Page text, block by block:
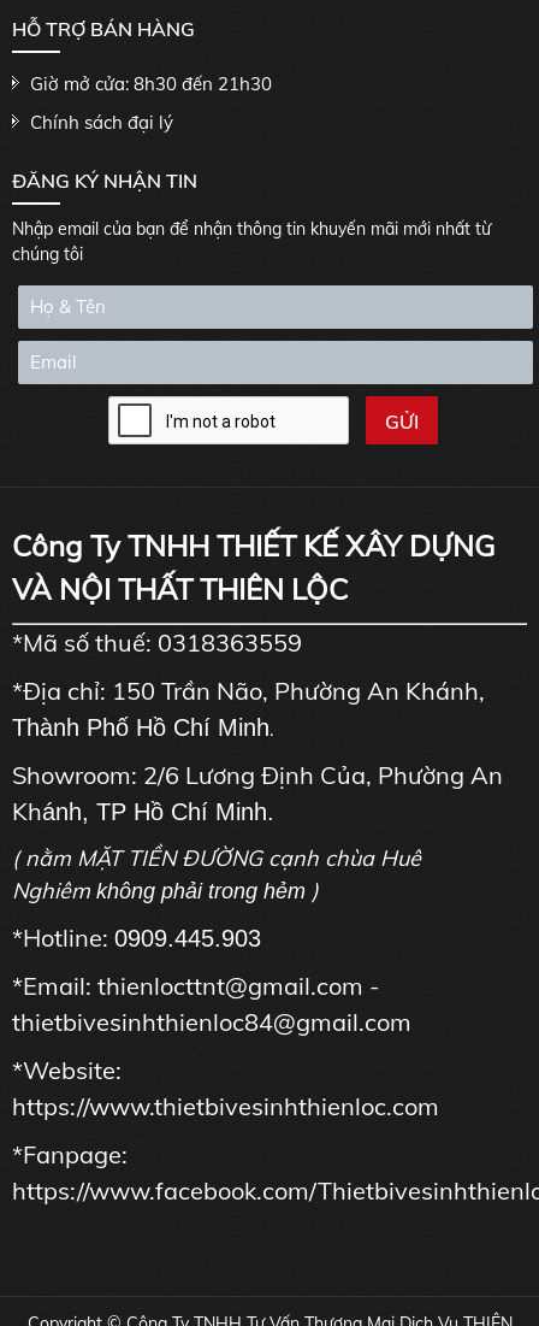
HỖ TRỢ BÁN HÀNG
Giờ mở cửa: 8h30 đến 21h30
Chính sách đại lý
ĐĂNG KÝ NHẬN TIN
Nhập email của bạn để nhận thông tin khuyến mãi mới nhất từ
chúng tôi
Công Ty TNHH THIẾT KẾ XÂY DỰNG
VÀ NỘI THẤT THIÊN LỘC
*Mã số thuế: 0318363559
*Địa chỉ: 150 Trần Não, Phường An Khánh,
Thành Phố Hồ Chí Minh.
Showroom: 2/6 Lương Định Của, Phường An
Khánh, TP Hồ Chí Minh.
( nằm MẶT TIỀN ĐƯỜNG cạnh chùa Huê
Nghiêm không phải trong hẻm )
*Hotline: 0909.445.903
*Email: thienlocttnt@gmail.com -
thietbivesinhthienloc84@gmail.com
*Website:
https://www.thietbivesinhthienloc.com
*Fanpage:
https://www.facebook.com/